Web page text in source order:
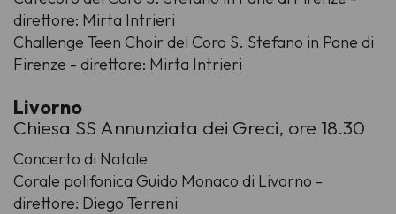
direttore: Mirta Intrieri
Challenge Teen Choir del Coro S. Stefano in Pane di
Firenze - direttore: Mirta Intrieri
Livorno
Chiesa SS Annunziata dei Greci, ore 18.30
Concerto di Natale
Corale polifonica Guido Monaco di Livorno -
direttore: Diego Terreni